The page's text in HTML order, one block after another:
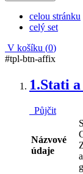
celou stránku
celý set
V košíku (0)
#tpl-btn-affix
1.Stati a
Půjčit
Názvové
údaje